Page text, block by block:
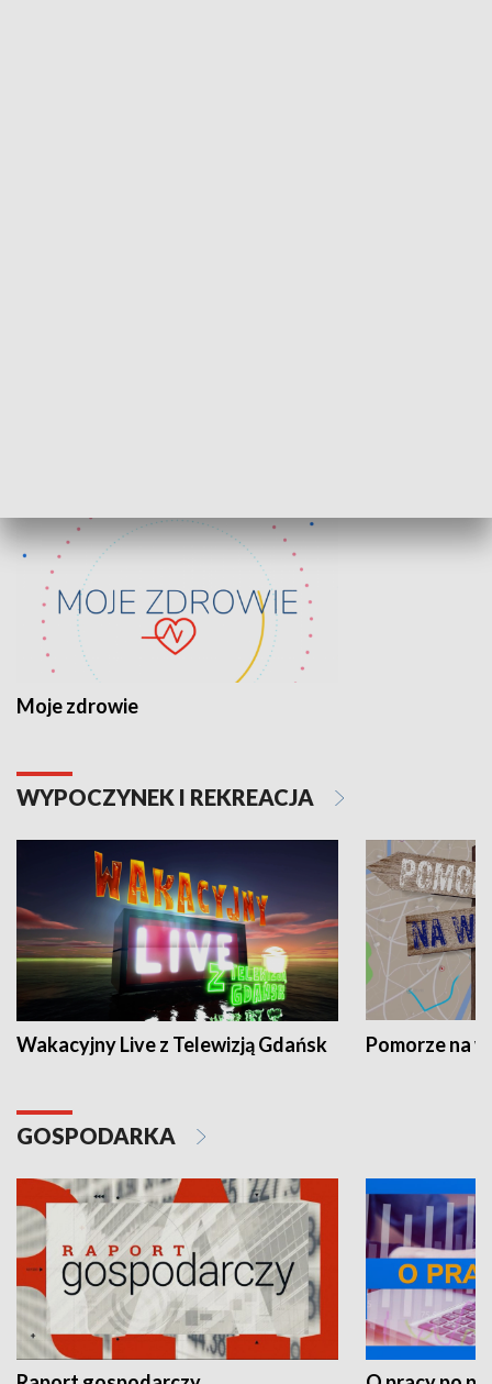
Moje zdrowie
WYPOCZYNEK I REKREACJA
Wakacyjny Live z Telewizją Gdańsk Pomorze na
GOSPODARKA